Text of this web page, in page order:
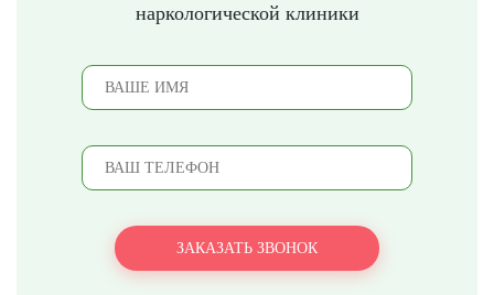
наркологической клиники